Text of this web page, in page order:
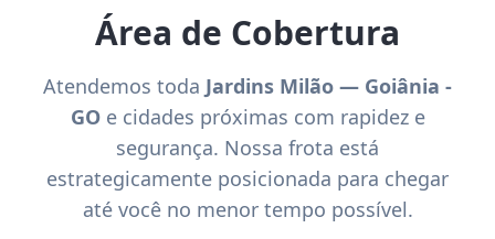
Área de Cobertura
Atendemos toda Jardins Milão — Goiânia -
GOe cidades próximas com rapidez e
segurança. Nossa frota está
estrategicamente posicionada para chegar
até você no menor tempo possível.